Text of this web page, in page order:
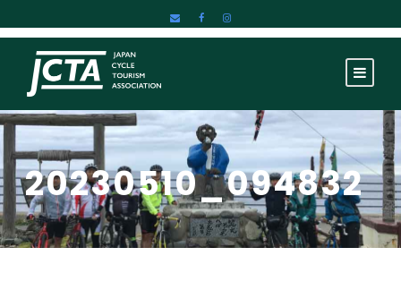
20230510_094832